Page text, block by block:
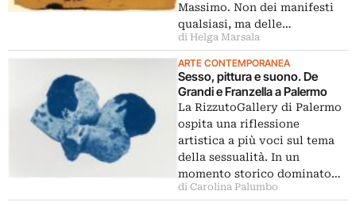
Massimo. Non dei manifesti
qualsiasi, ma delle…
di Helga Marsala
ARTE CONTEMPORANEA
Sesso, pittura e suono. De
Grandi e Franzella a Palermo
La RizzutoGallery di Palermo
ospita una riflessione
artistica a più voci sul tema
della sessualità. In un
momento storico dominato…
di Carolina Palumbo